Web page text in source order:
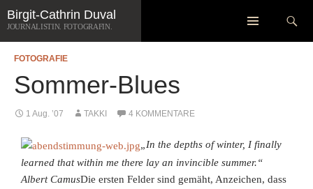
Zum
Inhalt
springen
Suchen
FOTOGRAFIE
Sommer-Blues
1 Aug. ’07 TAKKI 4 KOMMENTARE
„In the depths of winter, I finally
learned that within me there lay an invincible summer.“
Albert CamusDie ersten Felder sind gemäht, Anzeichen, dass
Birgit-Cathrin Duval
JOURNALISTIN. FOTOGRAFIN.